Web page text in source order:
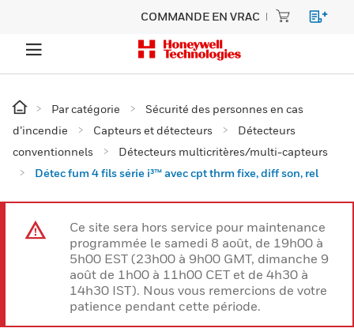
COMMANDE EN VRAC
Par catégorie
Sécurité des personnes en cas
d’incendie
Capteurs et détecteurs
Détecteurs
conventionnels
Détecteurs multicritères/multi-capteurs
Détec fum 4 fils série i³™ avec cpt thrm fixe, diff son, rel
Ce site sera hors service pour maintenance
programmée le samedi 8 août, de 19h00 à
5h00 EST (23h00 à 9h00 GMT, dimanche 9
août de 1h00 à 11h00 CET et de 4h30 à
14h30 IST). Nous vous remercions de votre
patience pendant cette période.